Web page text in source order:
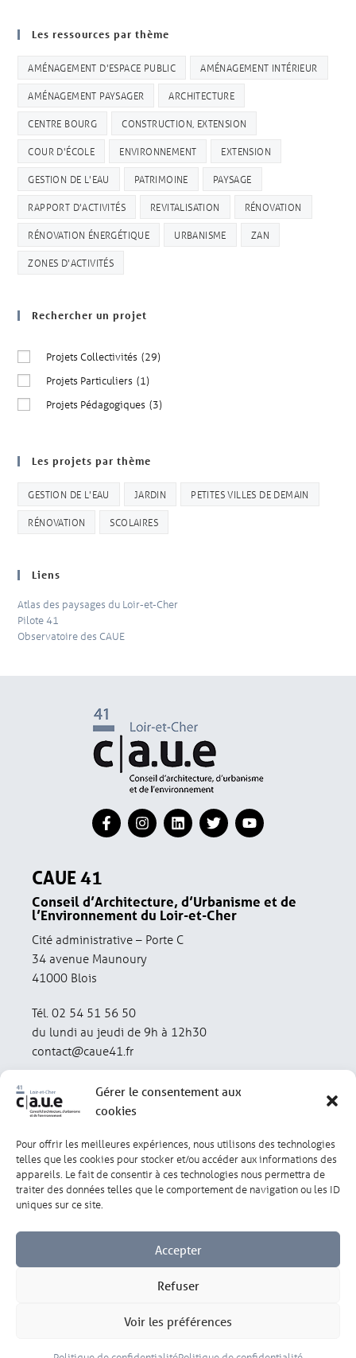
Gérer le consentement aux
cookies
Pour offrir les meilleures expériences, nous utilisons des technologies
telles que les cookies pour stocker et/ou accéder aux informations des
appareils. Le fait de consentir à ces technologies nous permettra de
traiter des données telles que le comportement de navigation ou les ID
uniques sur ce site.
Accepter
Refuser
Voir les préférences
Les ressources par thème
AMÉNAGEMENT D'ESPACE PUBLIC AMÉNAGEMENT INTÉRIEUR
AMÉNAGEMENT PAYSAGER ARCHITECTURE
CENTRE BOURG CONSTRUCTION, EXTENSION
COUR D'ÉCOLE ENVIRONNEMENT EXTENSION
GESTION DE L'EAU PATRIMOINE PAYSAGE
RAPPORT D'ACTIVITÉS REVITALISATION RÉNOVATION
RÉNOVATION ÉNERGÉTIQUE URBANISME ZAN
ZONES D'ACTIVITÉS
Rechercher un projet
Projets Collectivités (29)
Projets Particuliers (1)
Projets Pédagogiques (3)
Les projets par thème
GESTION DE L'EAU JARDIN PETITES VILLES DE DEMAIN
RÉNOVATION SCOLAIRES
Liens
Atlas des paysages du Loir-et-Cher
Pilote 41
Observatoire des CAUE
CAUE 41
Conseil d’Architecture, d’Urbanisme et de
l’Environnement du Loir-et-Cher
Cité administrative – Porte C
34 avenue Maunoury
41000 Blois
Tél. 02 54 51 56 50
du lundi au jeudi de 9h à 12h30
contact@caue41.fr
Mentions légales Politique de confidentialité
Lexique Réalisation : olivgraphic.com